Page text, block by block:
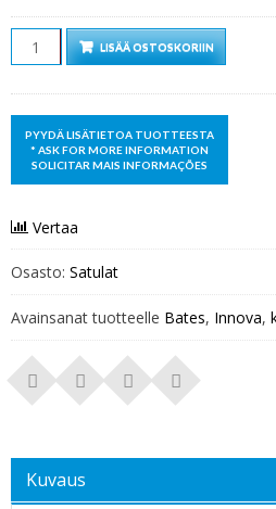
Määrä LISÄÄ OSTOSKORIIN
Vertaa
Osasto: Satulat
Avainsanat tuotteelle Bates, Innova,
Kuvaus